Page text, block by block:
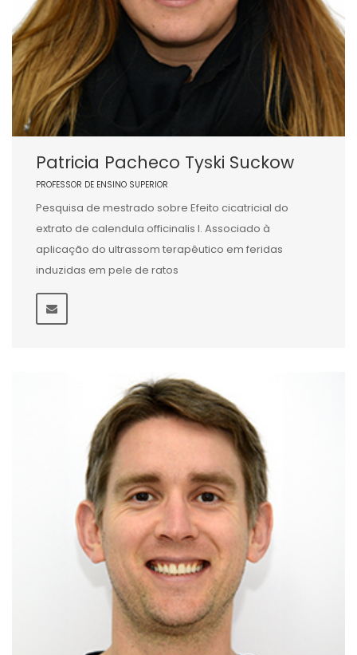
Patricia Pacheco Tyski Suckow
PROFESSOR DE ENSINO SUPERIOR
Pesquisa de mestrado sobre Efeito cicatricial do
extrato de calendula officinalis l. Associado à
aplicação do ultrassom terapêutico em feridas
induzidas em pele de ratos